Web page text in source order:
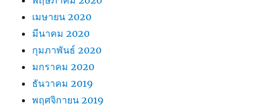
เมษายน 2020
มีนาคม 2020
กุมภาพันธ์ 2020
มกราคม 2020
ธันวาคม 2019
พฤศจิกายน 2019